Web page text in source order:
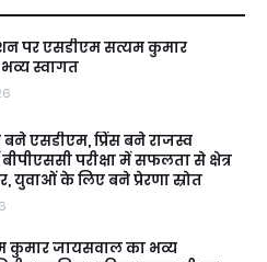
पर एसडीएम सत्यम कुमार
स्वागत
एसडीएम, प्रिंस बने राजस्व
परीक्षा में सफलता से क्षेत्र
युवाओं के लिए बने प्रेरणा स्रोत
कुमार जायसवाल का भव्य